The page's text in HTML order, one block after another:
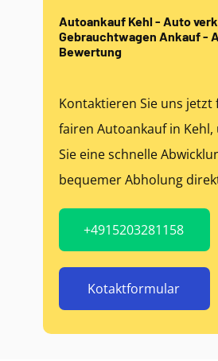
Autoankauf Kehl - Auto
Gebrauchtwagen Ankauf -
Bewertung
Kontaktieren Sie uns jetzt
fairen Autoankauf in
Sie eine schnelle
bequemer Abholung
+4915203281158
Kotaktformular